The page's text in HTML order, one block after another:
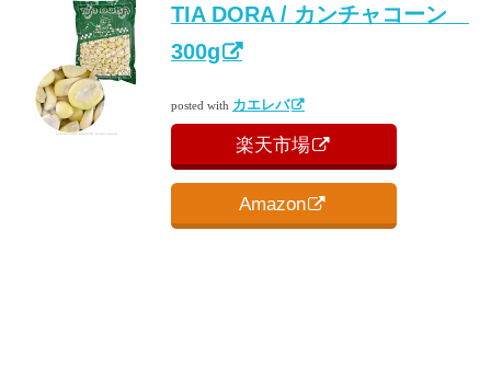
TIA DORA / カンチャコーン
300g
posted with カエレバ
楽天市場
Amazon